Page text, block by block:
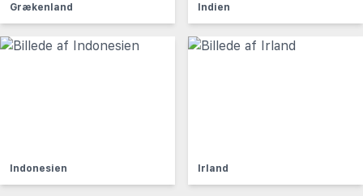
Grækenland Indien
Indonesien Irland